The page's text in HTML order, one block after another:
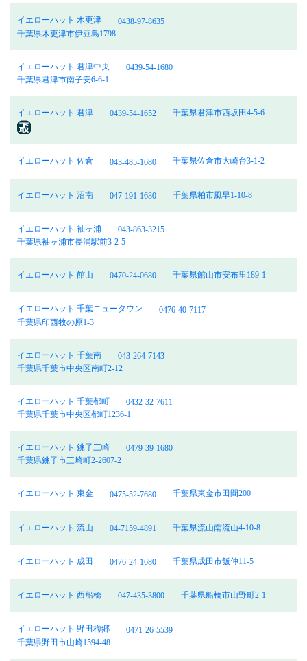
イエローハット 木更津
0438-97-8635
千葉県木更津市伊豆島1798
イエローハット 君津中央
0439-54-1680
千葉県君津市南子安6-6-1
イエローハット 君津 0439-54-1652 千葉県君津市西坂田4-5-6
イエローハット 佐倉 043-485-1680 千葉県佐倉市大崎台3-1-2
イエローハット 沼南 047-191-1680 千葉県柏市風早1-10-8
イエローハット 袖ヶ浦
043-863-3215
千葉県袖ヶ浦市長浦駅前3-2-5
イエローハット 館山 0470-24-0680 千葉県館山市安布里189-1
イエローハット 千葉ニュータウン
0476-40-7117
千葉県印西牧の原1-3
イエローハット 千葉南
043-264-7143
千葉県千葉市中央区南町2-12
イエローハット 千葉都町
0432-32-7611
千葉県千葉市中央区都町1236-1
イエローハット 銚子三崎
0479-39-1680
千葉県銚子市三崎町2-2607-2
イエローハット 東金 0475-52-7680 千葉県東金市田間200
イエローハット 流山 04-7159-4891 千葉県流山南流山4-10-8
イエローハット 成田 0476-24-1680 千葉県成田市飯仲11-5
イエローハット 西船橋 047-435-3800 千葉県船橋市山野町2-1
イエローハット 野田梅郷
0471-26-5539
千葉県野田市山崎1594-48